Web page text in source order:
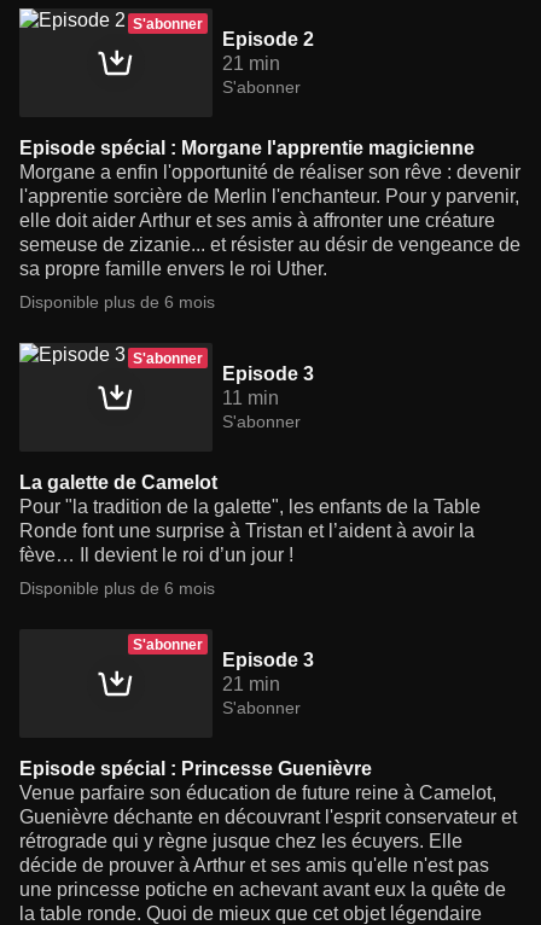
S'abonner
Episode 2
21 min
S'abonner
Episode spécial : Morgane l'apprentie magicienne
Morgane a enfin l'opportunité de réaliser son rêve : devenir
l'apprentie sorcière de Merlin l'enchanteur. Pour y parvenir,
elle doit aider Arthur et ses amis à affronter une créature
semeuse de zizanie... et résister au désir de vengeance de
sa propre famille envers le roi Uther.
Disponible plus de 6 mois
S'abonner
Episode 3
11 min
S'abonner
La galette de Camelot
Pour "la tradition de la galette", les enfants de la Table
Ronde font une surprise à Tristan et l’aident à avoir la
fève… Il devient le roi d’un jour !
Disponible plus de 6 mois
S'abonner
Episode 3
21 min
S'abonner
Episode spécial : Princesse Guenièvre
Venue parfaire son éducation de future reine à Camelot,
Guenièvre déchante en découvrant l'esprit conservateur et
rétrograde qui y règne jusque chez les écuyers. Elle
décide de prouver à Arthur et ses amis qu'elle n'est pas
une princesse potiche en achevant avant eux la quête de
la table ronde. Quoi de mieux que cet objet légendaire